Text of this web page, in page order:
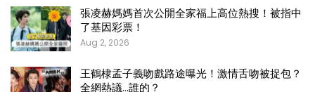
張凌赫媽媽首次公開全家福上高位熱搜！被指中
了基因彩票！
Aug 2, 2026
王鶴棣孟子義吻戲路途曝光！激情舌吻被捉包？
全網熱議…誰的？